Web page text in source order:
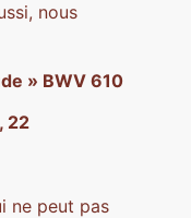
nous
» BWV 610
22
ne peut pas